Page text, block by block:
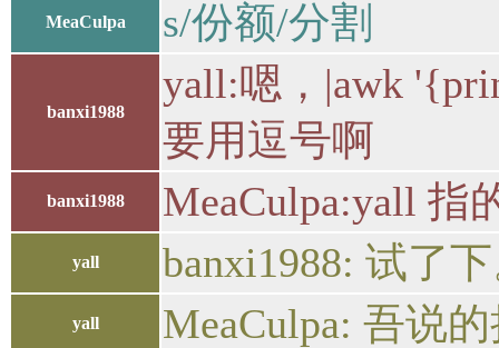
MeaCulpa s/份额/分割
banxi1988
yall:嗯，|awk
要用逗号啊
banxi1988 MeaCulpa:yall 指
yall banxi1988: 试了
yall MeaCulpa: 吾说